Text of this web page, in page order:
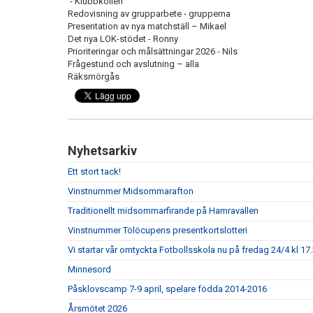
Redovisning av grupparbete - grupperna
Presentation av nya matchställ – Mikael
Det nya LOK-stödet - Ronny
Prioriteringar och målsättningar 2026 - Nils
Frågestund och avslutning – alla
Räksmörgås
Nyhetsarkiv
Ett stort tack!
Vinstnummer Midsommarafton
Traditionellt midsommarfirande på Hamravallen
Vinstnummer Tölöcupens presentkortslotteri
Vi startar vår omtyckta Fotbollsskola nu på fredag 24/4 kl
Minnesord
Påsklovscamp 7-9 april, spelare födda 2014-2016
Årsmötet 2026